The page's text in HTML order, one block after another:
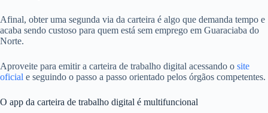
Afinal, obter uma segunda via da carteira é algo que demanda tempo e
acaba sendo custoso para quem está sem emprego em Guaraciaba do
Norte.
Aproveite para emitir a carteira de trabalho digital acessando o site
oficial e seguindo o passo a passo orientado pelos órgãos competentes.
O app da carteira de trabalho digital é multifuncional